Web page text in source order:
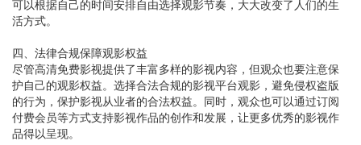
可以根据自己的时间安排自由选择观影节奏，大大改变了人们的生
活方式。
四、法律合规保障观影权益
尽管高清免费影视提供了丰富多样的影视内容，但观众也要注意保
护自己的观影权益。选择合法合规的影视平台观影，避免侵权盗版
的行为，保护影视从业者的合法权益。同时，观众也可以通过订阅
付费会员等方式支持影视作品的创作和发展，让更多优秀的影视作
品得以呈现。